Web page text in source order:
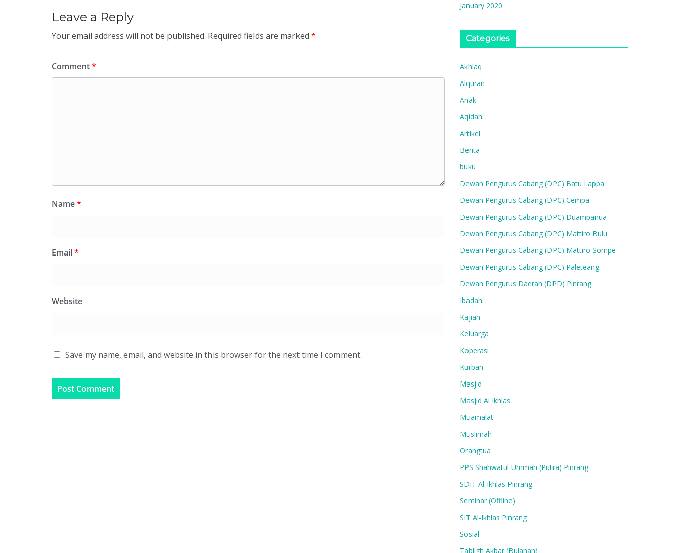
Leave a Reply
Your email address will not be published. Required fields are marked *
Comment*
Name*
Email*
Website
Save my name, email, and website in this browser for the next time I comment.
January 2020
Categories
Akhlaq
Alquran
Anak
Aqidah
Artikel
Berita
buku
Dewan Pengurus Cabang (DPC) Batu Lappa
Dewan Pengurus Cabang (DPC) Cempa
Dewan Pengurus Cabang (DPC) Duampanua
Dewan Pengurus Cabang (DPC) Mattiro Bulu
Dewan Pengurus Cabang (DPC) Mattiro Sompe
Dewan Pengurus Cabang (DPC) Paleteang
Dewan Pengurus Daerah (DPD) Pinrang
Ibadah
Kajian
Keluarga
Koperasi
Kurban
Masjid
Masjid Al Ikhlas
Muamalat
Muslimah
Orangtua
PPS Shahwatul Ummah (Putra) Pinrang
SDIT Al-Ikhlas Pinrang
Seminar (Offline)
SIT Al-Ikhlas Pinrang
Sosial
Tabligh Akbar (Bulanan)